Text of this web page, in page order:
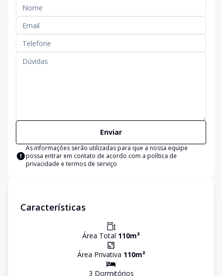
Enviar
As informações serão utilizadas para que a nossa equipe
possa entrar em contato de acordo com a política de
privacidade e termos de serviço
Características
Área Total 110m²
Área Privativa 110m²
3 Dormitórios